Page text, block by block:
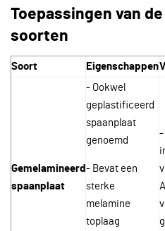
Toepassingen van
soorten
Soort Eigenschappen
Gemelamineerd
spaanplaat
- Ookwel
geplastificeerd
spaanplaat
genoemd
- Bevat een
sterke
melamine
toplaag
-